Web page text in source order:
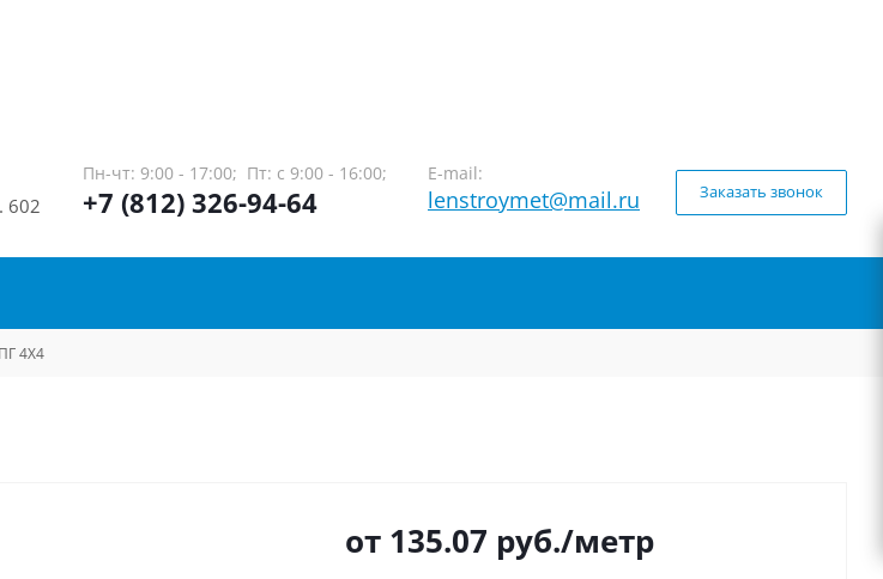
602
Пн-чт: 9:00 - 17:00; Пт: с 9:00 - 16:00;
+7 (812) 326-94-64
E-mail:
lenstroymet@mail.ru Заказать звонок
4Х4
от 135.07 руб./метр